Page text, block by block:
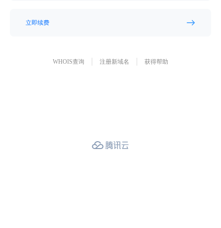
立即续费
WHOIS查询 注册新域名 获得帮助